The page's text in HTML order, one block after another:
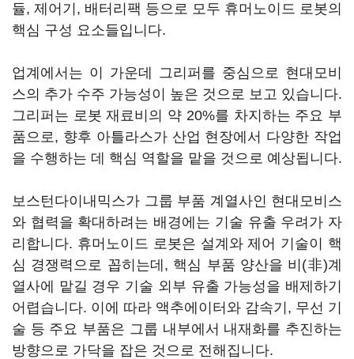
듈, 제어기, 배터리팩 등으로 모두 휴머노이드 로봇의
핵심 구성 요소들입니다.
업계에서는 이 가운데 그리퍼를 중심으로 현대모비
스의 추가 수주 가능성이 높은 것으로 보고 있습니다.
그리퍼는 로봇 재료비의 약 20%를 차지하는 주요 부
품으로, 향후 아틀라스가 산업 현장에서 다양한 작업
을 수행하는 데 핵심 역할을 맡을 것으로 예상됩니다.
보스턴다이내믹스가 그룹 부품 계열사인 현대모비스
와 협력을 확대하려는 배경에는 기술 유출 우려가 자
리합니다. 휴머노이드 로봇은 설계와 제어 기술이 핵
심 경쟁력으로 꼽히는데, 핵심 부품 양산을 비(非)계
열사에 맡길 경우 기술 외부 유출 가능성을 배제하기
어렵습니다. 이에 따라 액추에이터와 감속기, 무선 기
술 등 주요 부품은 그룹 내부에서 내재화를 추진하는
방향으로 가닥을 잡은 것으로 전해집니다.